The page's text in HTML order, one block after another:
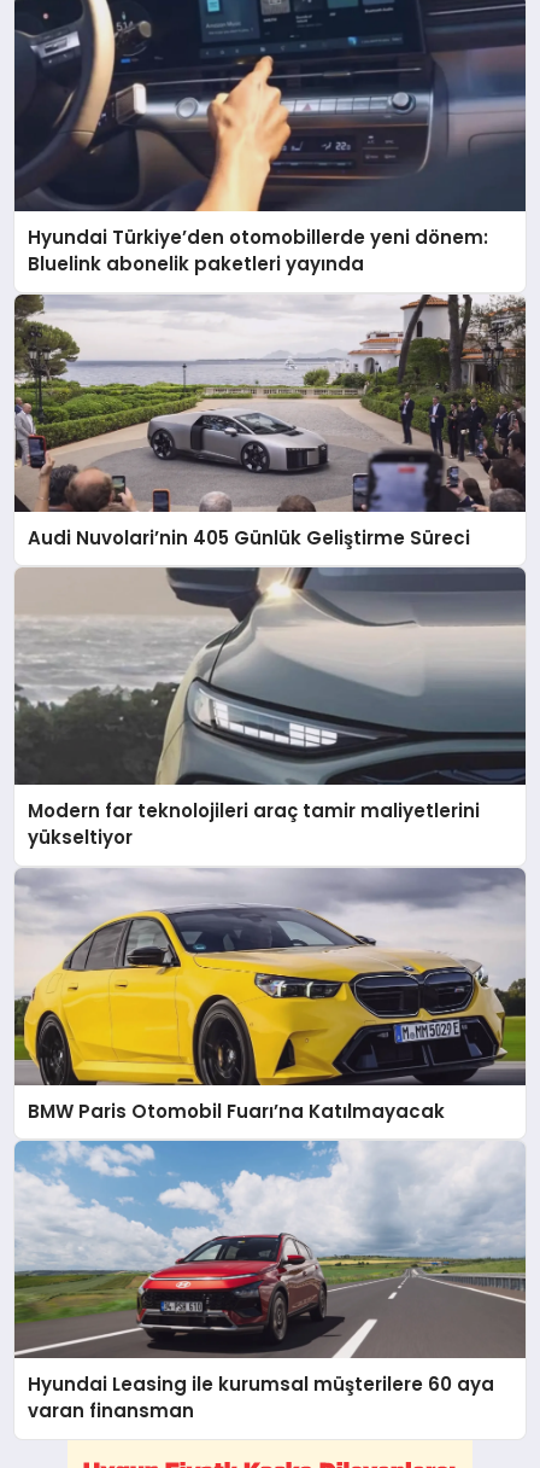
Hyundai Türkiye’den otomobillerde yeni dönem:
Bluelink abonelik paketleri yayında
Audi Nuvolari’nin 405 Günlük Geliştirme Süreci
Modern far teknolojileri araç tamir maliyetlerini
yükseltiyor
BMW Paris Otomobil Fuarı’na Katılmayacak
Hyundai Leasing ile kurumsal müşterilere 60 aya
varan finansman